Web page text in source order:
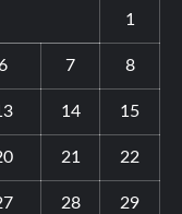
1
7 8
14 15
21 22
28 29